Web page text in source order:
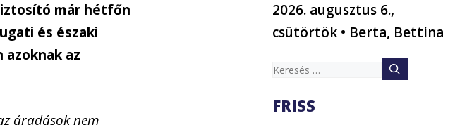
már hétfőn
és északi
az
áradások nem
2026. augusztus 6.,
csütörtök • Berta, Bettina
Keresés:
FRISS